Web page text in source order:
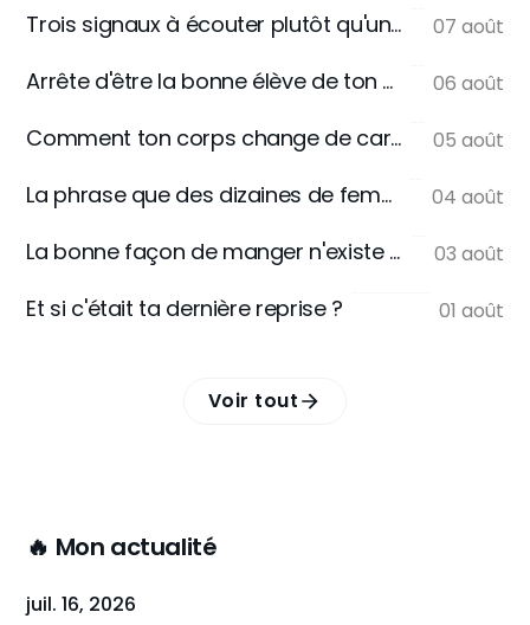
Trois signaux à écouter plutôt qu'une règle 07 août
Arrête d'être la bonne élève de ton assiette 06 août
Comment ton corps change de carburant 05 août
La phrase que des dizaines de femmes m'écrivent 04 août
La bonne façon de manger n'existe pas 03 août
Et si c'était ta dernière reprise ? 01 août
Voir tout
🔥 Mon actualité
juil. 16, 2026